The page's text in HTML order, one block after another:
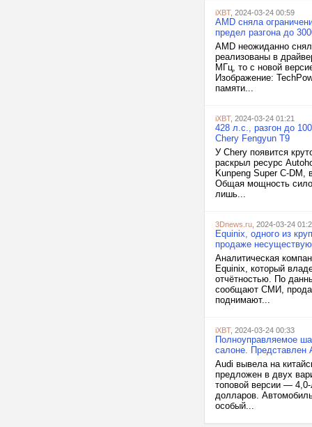
iXBT, 2024-03-24 00:59
AMD сняла
предел разгона до
AMD неожиданно
реализованы в
МГц, то с новой
Изображение:
памяти...
iXBT, 2024-03-24 01:21
428 л.с., разгон до
Chery Fengyun T9
У Chery появится
раскрыл ресурс
Kunpeng Super C-DM,
Общая мощность
лишь...
3Dnews.ru , 2024-03-24
Equinix, одного из
продаже
Аналитическая
Equinix, который
отчётностью. По
сообщают СМИ,
поднимают...
iXBT, 2024-03-24 00:33
Полноуправляемое
салоне. Представлен
Audi вывела на
предложен в двух
топовой версии —
долларов.
особый...